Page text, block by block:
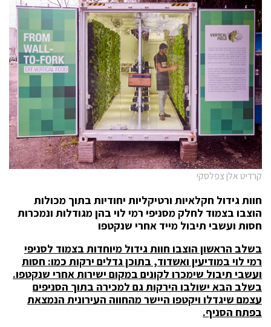
קרדיט אלן צפלסקי
חוות גידול חקלאיות ורטיקליות יחודיות בתוך מכולות
הוצבו בצמוד לחלק מסניפי רמי לוי בהן מגודלות ונמכרות
חסות ועשבי תיבול מייד אחרי שנקטפו
בשלב הראשון הוצבו חוות גידול מיוחדות בצמוד לסניפי
רמי לוי במודיעין ואשדוד, בתוכן גדלים ירקות כמו: חסות
ועשבי תיבול שימכרו לקונים במקום ישירות אחרי שנקטפו.
בשלב הבא ישולבו הירקות גם למכירה בתוך הסניפים
עצמם שיגדלו ויקטפו היישר מהחווה העירונית הנמצאת
בפתח הסניף.